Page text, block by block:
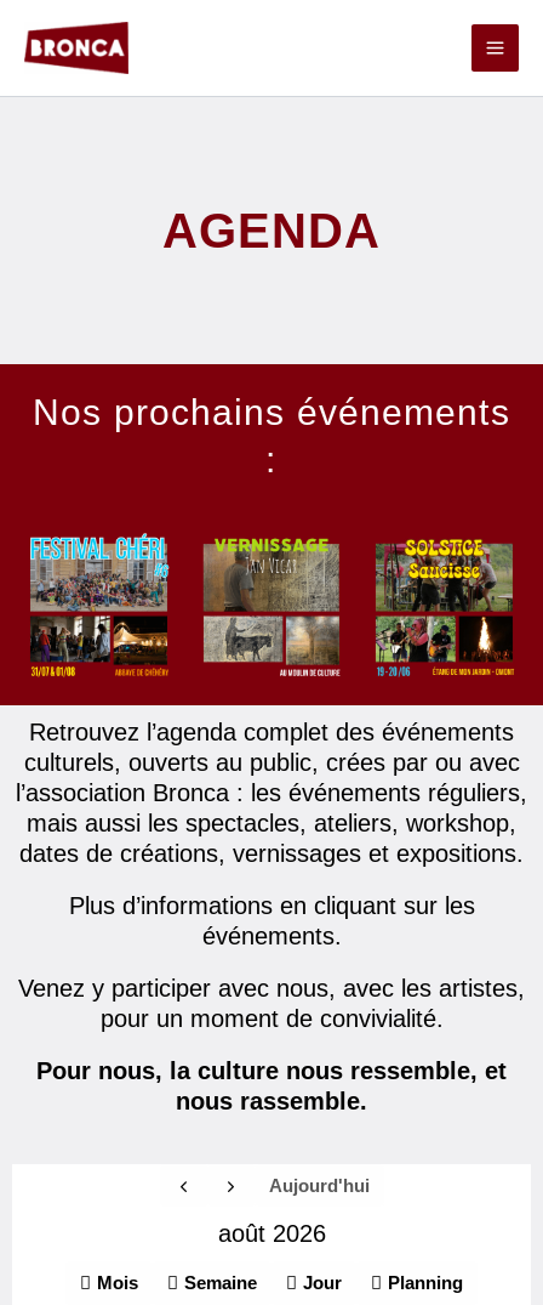
contenu
AGENDA
Nos prochains événements
:
Retrouvez l’agenda complet des événements
culturels, ouverts au public, crées par ou avec
l’association Bronca : les événements réguliers,
mais aussi les spectacles, ateliers, workshop,
dates de créations, vernissages et expositions.
Plus d’informations en cliquant sur les
événements.
Venez y participer avec nous, avec les artistes,
pour un moment de convivialité.
Pour nous, la culture nous ressemble, et
nous rassemble.
Aujourd'hui
août 2026
Mois Semaine Jour Planning